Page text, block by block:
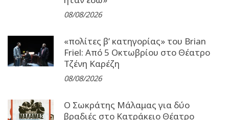
08/08/2026
«πολίτες β’ κατηγορίας» του Brian
Friel: Από 5 Οκτωβρίου στο Θέατρο
Τζένη Καρέζη
08/08/2026
Ο Σωκράτης Μάλαμας για δύο
βραδιές στο Κατράκειο Θέατρο